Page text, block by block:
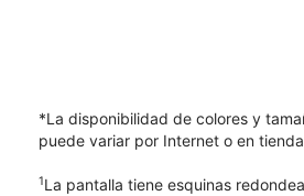
*La disponibilidad de colores y
puede variar por Internet o en
1La pantalla tiene esquinas